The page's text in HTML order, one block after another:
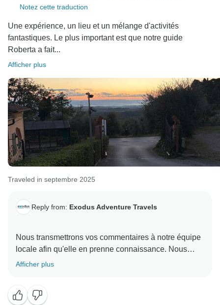
Notez cette traduction
Une expérience, un lieu et un mélange d'activités
fantastiques. Le plus important est que notre guide
Roberta a fait...
Afficher plus
Traveled in septembre 2025
Reply from: Exodus Adventure Travels
Nous transmettrons vos commentaires à notre équipe
locale afin qu'elle en prenne connaissance. Nous
sommes ravis que vous ayez apprécié les
votre incroyable aventure et que vous choisirez
Afficher plus